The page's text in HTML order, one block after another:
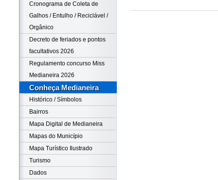
Cronograma de Coleta de
Galhos / Entulho / Reciclável /
Orgânico
Decreto de feriados e pontos
facultativos 2026
Regulamento concurso Miss
Medianeira 2026
Conheça Medianeira
Histórico / Símbolos
Bairros
Mapa Digital de Medianeira
Mapas do Município
Mapa Turístico Ilustrado
Turismo
Dados